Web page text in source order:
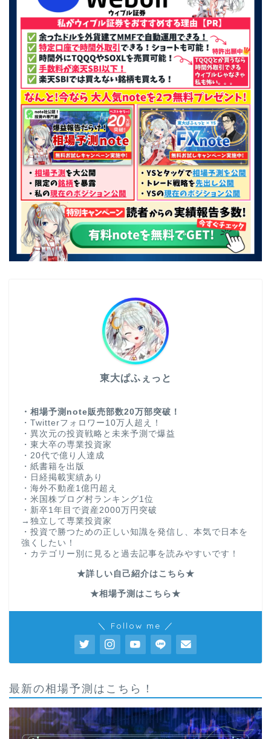
東大ぱふぇっと
・相場予測note販売部数20万部突破！
・Twitterフォロワー10万人超え！
・異次元の投資戦略と未来予測で爆益
・東大卒の専業投資家
・20代で億り人達成
・紙書籍を出版
・日経掲載実績あり
・海外不動産1億円超え
・米国株ブログ村ランキング1位
・新卒1年目で資産2000万円突破
→独立して専業投資家
・投資で勝つための正しい知識を発信し、本気で日本を
強くしたい！
・カテゴリー別に見ると過去記事を読みやすいです！
★詳しい自己紹介はこちら★
★相場予測はこちら★
＼ Follow me ／
最新の相場予測はこちら！